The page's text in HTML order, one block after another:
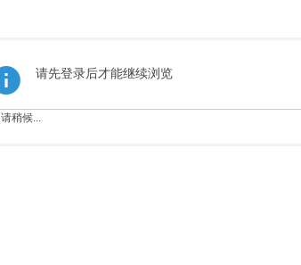
请先登录后才能继续浏览
请稍候...